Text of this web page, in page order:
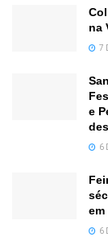
na
7
e
6
em
6